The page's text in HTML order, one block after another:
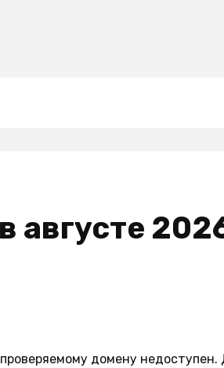
августе
домену